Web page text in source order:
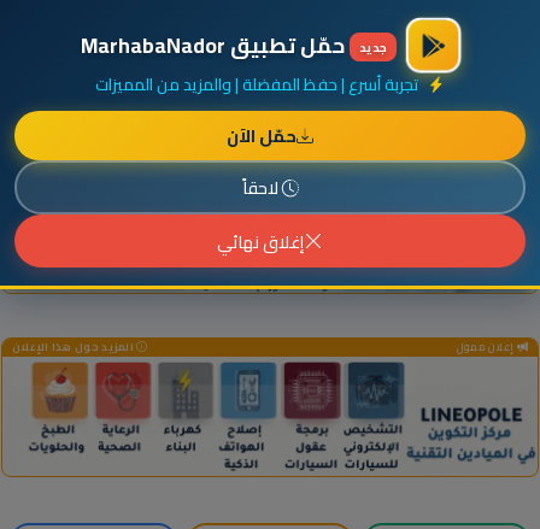
أضف نشاطك مجاناً
جديد حمّل تطبيق MarhabaNador
تجربة أسرع | حفظ المفضلة | والمزيد من المميزات
حمّل الآن
لاحقاً
إغلاق نهائي
إعلان ممول المزيد حول هذا الإعلان
إعلان ممول المزيد حول هذا الإعلان